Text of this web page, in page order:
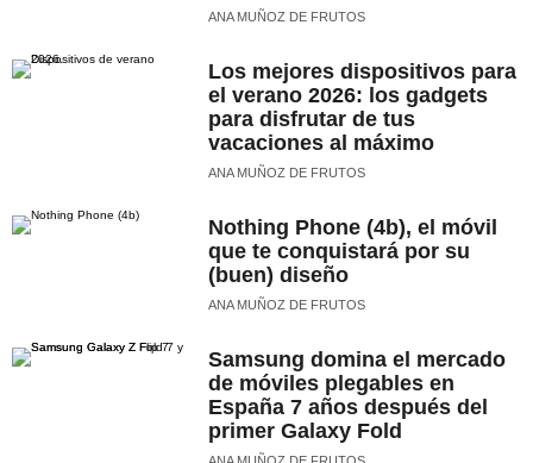
ANA MUÑOZ DE FRUTOS
Los mejores dispositivos para
el verano 2026: los gadgets
para disfrutar de tus
vacaciones al máximo
ANA MUÑOZ DE FRUTOS
Nothing Phone (4b), el móvil
que te conquistará por su
(buen) diseño
ANA MUÑOZ DE FRUTOS
Samsung domina el mercado
de móviles plegables en
España 7 años después del
primer Galaxy Fold